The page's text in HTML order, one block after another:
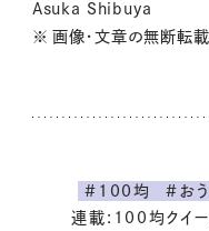
Asuka Shibuya
※ 画像・文章の無断転
#100均 #お
連載:100均クイ